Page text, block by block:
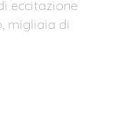
eccitazione
migliaia di